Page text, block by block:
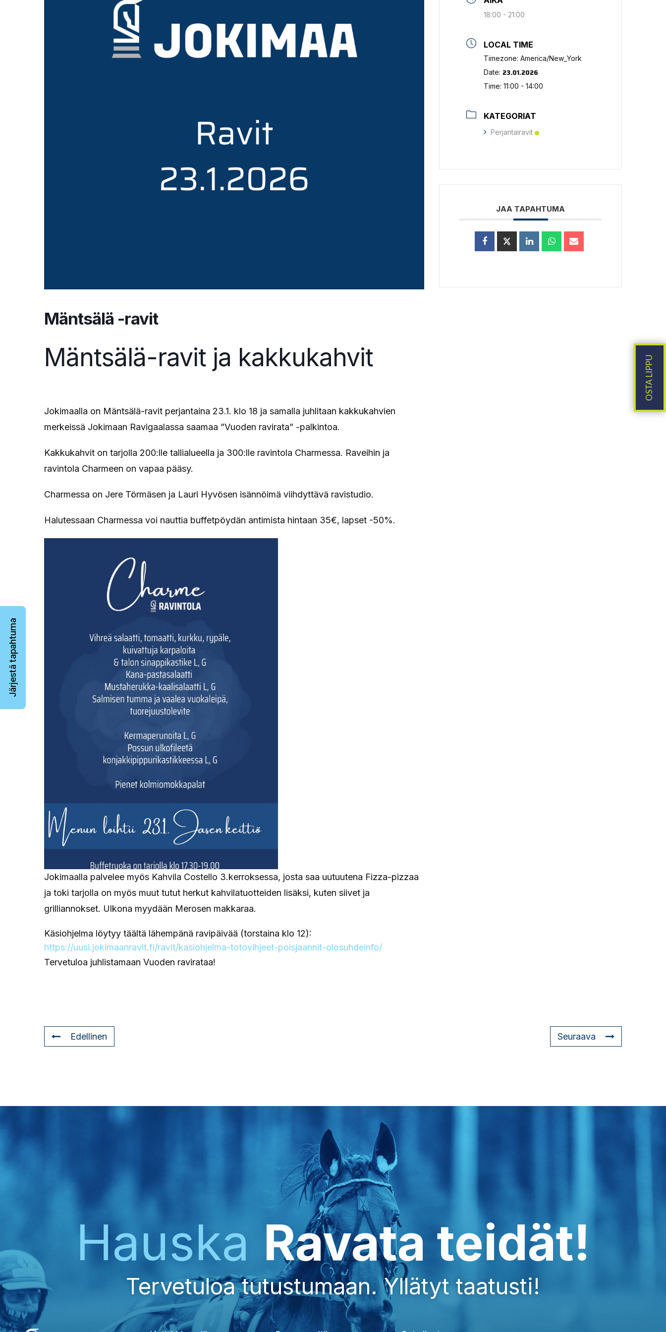
Mäntsälä -ravit
Mäntsälä-ravit ja kakkukahvit
Jokimaalla on Mäntsälä-ravit perjantaina 23.1. klo 18 ja samalla juhlitaan kakkukahvien
merkeissä Jokimaan Ravigaalassa saamaa ”Vuoden ravirata” -palkintoa.
Kakkukahvit on tarjolla 200:lle tallialueella ja 300:lle ravintola Charmessa. Raveihin ja
ravintola Charmeen on vapaa pääsy.
Charmessa on Jere Törmäsen ja Lauri Hyvösen isännöimä viihdyttävä ravistudio.
Halutessaan Charmessa voi nauttia buffetpöydän antimista hintaan 35€, lapset -50%.
Jokimaalla palvelee myös Kahvila Costello 3.kerroksessa, josta saa uutuutena Fizza-pizzaa
ja toki tarjolla on myös muut tutut herkut kahvilatuotteiden lisäksi, kuten siivet ja
grilliannokset. Ulkona myydään Merosen makkaraa.
Käsiohjelma löytyy täältä lähempänä ravipäivää (torstaina klo 12):
https://uusi.jokimaanravit.fi/ravit/kasiohjelma-totovihjeet-poisjaannit-olosuhdeinfo/
Tervetuloa juhlistamaan Vuoden ravirataa!
18:00 - 21:00
LOCAL TIME
Timezone:America/New_York
Date: 23.01.2026
Time:11:00 - 14:00
KATEGORIAT
Perjantairavit
JAA TAPAHTUMA
Edellinen Seuraava
Hauska Ravata teidät!
Tervetuloa tutustumaan. Yllätyt taatusti!
Järjestä tapahtuma